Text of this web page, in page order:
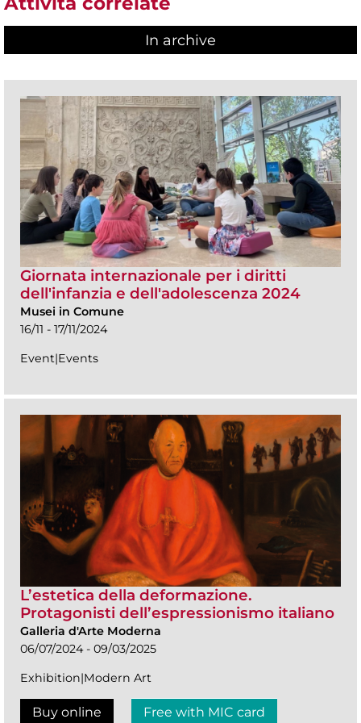
In archive
Giornata internazionale per i diritti
dell'infanzia e dell'adolescenza 2024
Musei in Comune
16/11 - 17/11/2024
Event|Events
L’estetica della deformazione.
Protagonisti dell’espressionismo italiano
Galleria d'Arte Moderna
06/07/2024 - 09/03/2025
Exhibition|Modern Art
Buy online Free with MIC card